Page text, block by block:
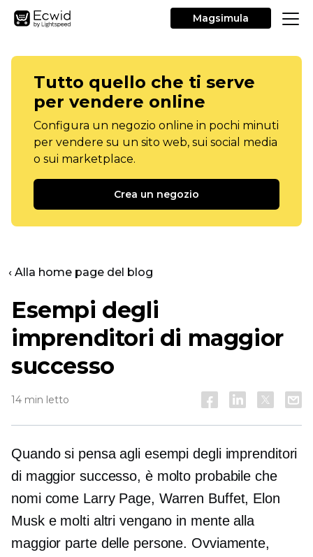
Magsimula
Tutto quello che ti serve
per vendere online
Configura un negozio online in pochi minuti
per vendere su un sito web, sui social media
o sui marketplace.
Crea un negozio
‹ Alla home page del blog
Esempi degli
imprenditori di maggior
successo
14 min letto
Quando si pensa agli esempi degli imprenditori
di maggior successo, è molto probabile che
nomi come Larry Page, Warren Buffet, Elon
Musk e molti altri vengano in mente alla
maggior parte delle persone. Ovviamente,